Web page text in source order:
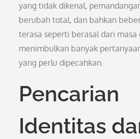
yang tidak dikenal,
berubah total, dan bahkan
terasa seperti berasal dari masa
menimbulkan banyak
yang perlu dipecahkan.
Pencarian
Identitas